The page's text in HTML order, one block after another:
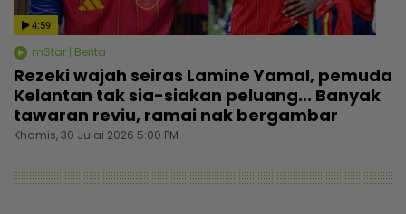
4:59
mStar | Berita
Rezeki wajah seiras Lamine Yamal, pemuda
Kelantan tak sia-siakan peluang... Banyak
tawaran reviu, ramai nak bergambar
Khamis, 30 Julai 2026 5:00 PM